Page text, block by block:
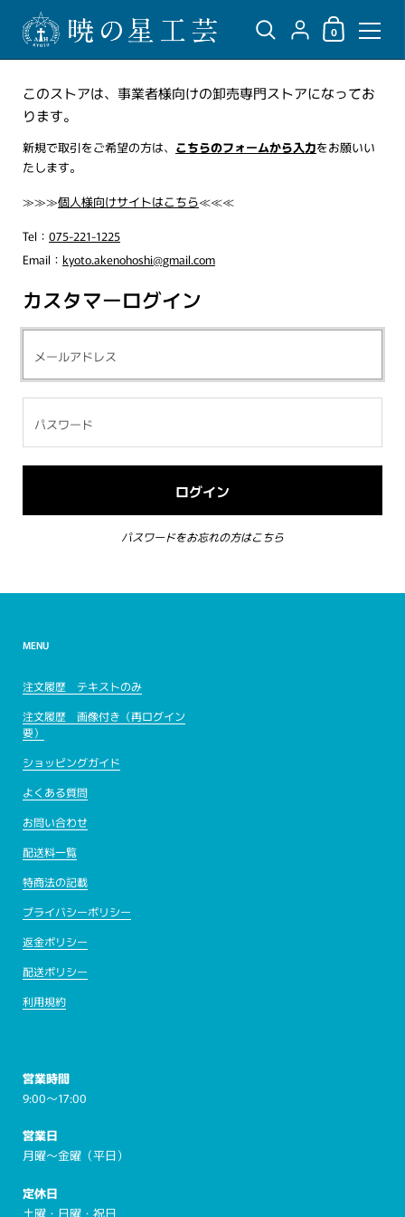
{"title"=>"アカウン
ショッピング
0
このストアは、事業者様向けの卸売専門ストアになってお
ります。
新規で取引をご希望の方は、 こちらのフォームから入力をお願いい
たします。
≫≫≫個人様向けサイトはこちら≪≪≪
Tel： 075-221-1225
Email： kyoto.akenohoshi@gmail.com
カスタマーログイン
パスワードをお忘れの方はこちら
MENU
注文履歴 テキストのみ
注文履歴 画像付き（再ログイン
要）
ショッピングガイド
よくある質問
お問い合わせ
配送料一覧
特商法の記載
プライバシーポリシー
返金ポリシー
配送ポリシー
利用規約
営業時間
9:00～17:00
営業日
月曜～金曜（平日）
定休日
土曜・日曜・祝日